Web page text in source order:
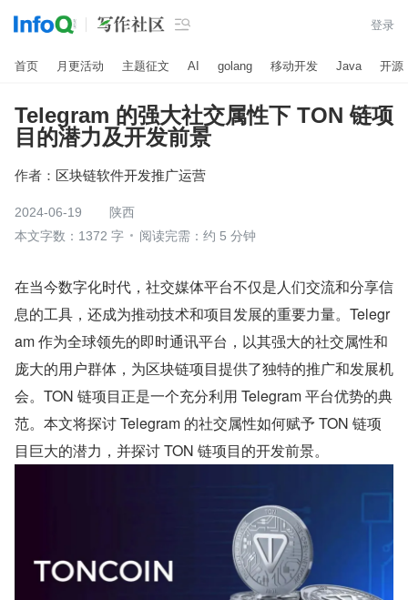
 登录
首页 月更活动 主题征文 AI golang 移动开发 Java 开源
Telegram 的强大社交属性下 TON 链项
目的潜力及开发前景
作者： 区块链软件开发推广运营
2024-06-19
陕西
本文字数：1372 字
阅读完需：约 5 分钟
在当今数字化时代，社交媒体平台不仅是人们交流和分享信
息的工具，还成为推动技术和项目发展的重要力量。Telegr
am 作为全球领先的即时通讯平台，以其强大的社交属性和
庞大的用户群体，为区块链项目提供了独特的推广和发展机
会。TON 链项目正是一个充分利用 Telegram 平台优势的典
范。本文将探讨 Telegram 的社交属性如何赋予 TON 链项
目巨大的潜力，并探讨 TON 链项目的开发前景。